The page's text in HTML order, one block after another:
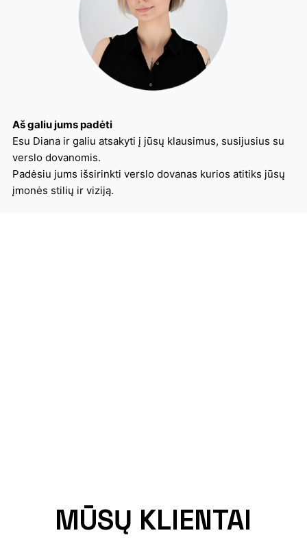
Aš galiu jums padėti
Esu Diana ir galiu atsakyti į jūsų klausimus, susijusius su
verslo dovanomis.
Padėsiu jums išsirinkti verslo dovanas kurios atitiks jūsų
įmonės stilių ir viziją.
MŪSŲ KLIENTAI